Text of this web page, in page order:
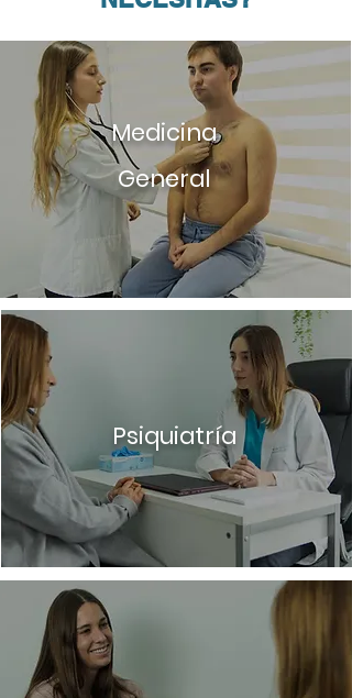
Medicina
General
Psiquiatría